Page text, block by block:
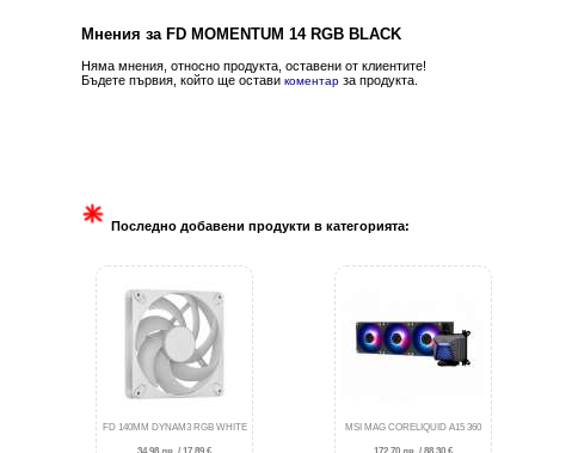
Мнения за FD MOMENTUM 14 RGB BLACK
Няма мнения, относно продукта, оставени от клиентите!
Бъдете първия, който ще остави коментар за продукта.
Последно добавени продукти в категорията:
FD 140MM DYNAM3 RGB WHITE
34.98 лв. / 17.89 €
MSI MAG CORELIQUID A15 360
172.70 лв. / 88.30 €